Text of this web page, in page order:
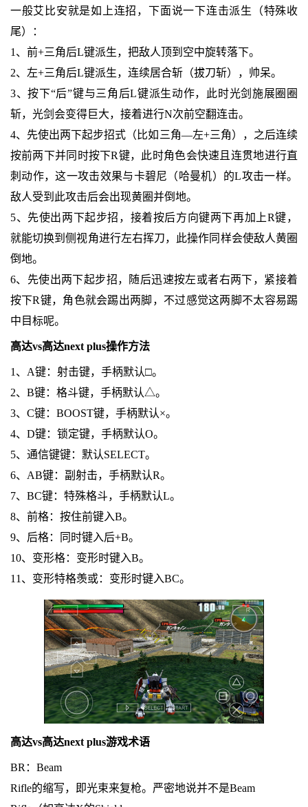
一般艾比安就是如上连招，下面说一下连击派生（特殊收
尾）：
1、前+三角后L键派生，把敌人顶到空中旋转落下。
2、左+三角后L键派生，连续居合斩（拔刀斩），帅呆。
3、按下“后”键与三角后L键派生动作，此时光剑施展圈圈
斩，光剑会变得巨大，接着进行N次前空翻连击。
4、先使出两下起步招式（比如三角—左+三角），之后连续
按前两下并同时按下R键，此时角色会快速且连贯地进行直
刺动作，这一攻击效果与卡碧尼（哈曼机）的L攻击一样。
敌人受到此攻击后会出现黄圈并倒地。
5、先使出两下起步招，接着按后方向键两下再加上R键，
就能切换到侧视角进行左右挥刀，此操作同样会使敌人黄圈
倒地。
6、先使出两下起步招，随后迅速按左或者右两下，紧接着
按下R键，角色就会踢出两脚，不过感觉这两脚不太容易踢
中目标呢。
高达vs高达next plus操作方法
1、A键：射击键，手柄默认□。
2、B键：格斗键，手柄默认△。
3、C键：BOOST键，手柄默认×。
4、D键：锁定键，手柄默认O。
5、通信键键：默认SELECT。
6、AB键：副射击，手柄默认R。
7、BC键：特殊格斗，手柄默认L。
8、前格：按住前键入B。
9、后格：同时键入后+B。
10、变形格：变形时键入B。
11、变形特格羡或：变形时键入BC。
高达vs高达next plus游戏术语
BR：Beam
Rifle的缩写，即光束来复枪。严密地说并不是Beam